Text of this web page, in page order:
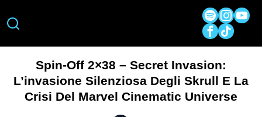
Spin-Off 2×38 – Secret Invasion:
L’invasione Silenziosa Degli Skrull E La
Crisi Del Marvel Cinematic Universe